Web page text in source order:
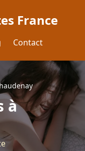
France
Contact
à